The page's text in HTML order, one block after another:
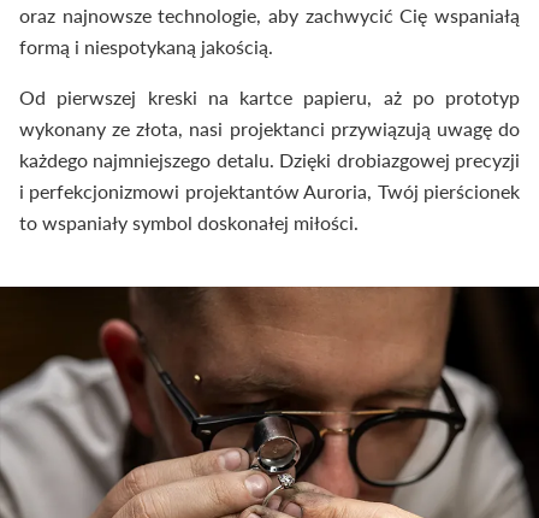
oraz najnowsze technologie, aby zachwycić Cię wspaniałą
formą i niespotykaną jakością.
Od pierwszej kreski na kartce papieru, aż po prototyp
wykonany ze złota, nasi projektanci przywiązują uwagę do
każdego najmniejszego detalu. Dzięki drobiazgowej precyzji
i perfekcjonizmowi projektantów Auroria, Twój pierścionek
to wspaniały symbol doskonałej miłości.